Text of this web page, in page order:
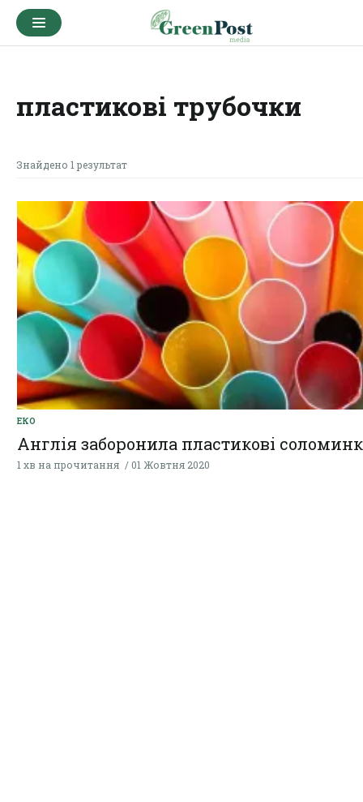
пластикові трубочки
Знайдено 1 результат
ЕКО
Англія заборонила пластикові
1 хв на прочитання 01 Жовтня 2020